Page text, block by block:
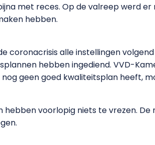
met reces. Op de valreep werd
hebben.
coronacrisis alle instellingen
hebben ingediend. VVD-
geen goed kwaliteitsplan heeft,
voorlopig niets te vrezen. De